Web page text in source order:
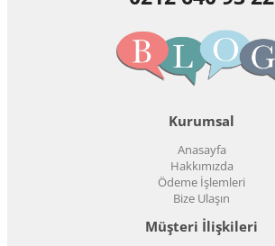
Kurumsal
Anasayfa
Hakkımızda
Ödeme İşlemleri
Bize Ulaşın
Müşteri İlişkileri